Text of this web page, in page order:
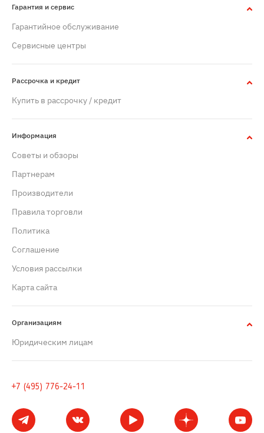
Гарантия и сервис
Гарантийное обслуживание
Сервисные центры
Рассрочка и кредит
Купить в рассрочку / кредит
Информация
Советы и обзоры
Партнерам
Производители
Правила торговли
Политика
Cоглашение
Условия рассылки
Карта сайта
Организациям
Юридическим лицам
+7 (495) 776-24-11